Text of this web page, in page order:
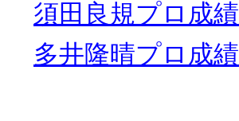
須田良規プロ成績
多井隆晴プロ成績